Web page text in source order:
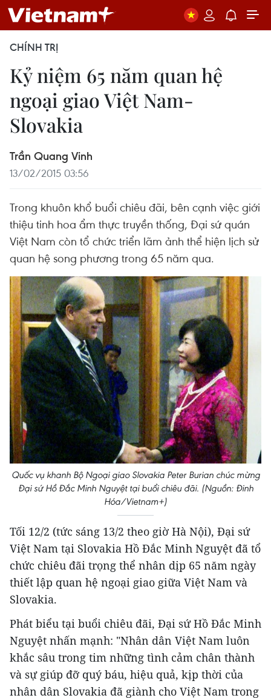
CHÍNH TRỊ
Kỷ niệm 65 năm quan hệ
ngoại giao Việt Nam-
Slovakia
Trần Quang Vinh
13/02/2015 03:56
Trong khuôn khổ buổi chiêu đãi, bên cạnh việc giới
thiệu tinh hoa ẩm thực truyền thống, Đại sứ quán
Việt Nam còn tổ chức triển lãm ảnh thể hiện lịch sử
quan hệ song phương trong 65 năm qua.
Quốc vụ khanh Bộ Ngoại giao Slovakia Peter Burian chúc mừng
Đại sứ Hồ Đắc Minh Nguyệt tại buổi chiêu đãi. (Nguồn: Đinh
Hóa/Vietnam+)
Tối 12/2 (tức sáng 13/2 theo giờ Hà Nội), Đại sứ
Việt Nam tại Slovakia Hồ Đắc Minh Nguyệt đã tổ
chức chiêu đãi trọng thể nhân dịp 65 năm ngày
thiết lập quan hệ ngoại giao giữa Việt Nam và
Slovakia.
Phát biểu tại buổi chiêu đãi, Đại sứ Hồ Đắc Minh
Nguyệt nhấn mạnh: "Nhân dân Việt Nam luôn
khắc sâu trong tim những tình cảm chân thành
và sự giúp đỡ quý báu, hiệu quả, kịp thời của
nhân dân Slovakia đã giành cho Việt Nam trong